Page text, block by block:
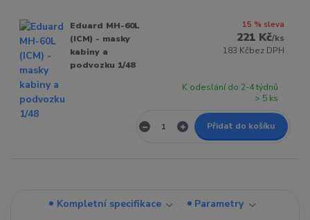
Eduard MH-60L
(ICM) - masky
kabiny a
podvozku 1/48
15 % sleva
221 Kč/ks
183 Kčbez DPH
K odeslání do 2-4 týdnů
> 5 ks
Přidat do košíku
Kompletní specifikace
Parametry